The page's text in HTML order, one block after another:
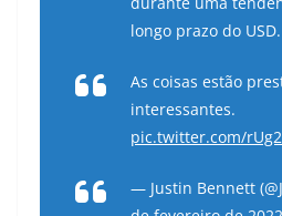
longo prazo do USD.
As coisas estão
interessantes.
pic.twitter.com/
— Justin Bennett